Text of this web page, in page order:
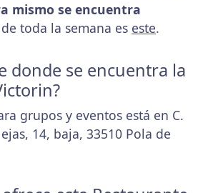
mismo se encuentra
toda la semana es este.
donde se encuentra la
grupos y eventos está en C.
14, baja, 33510 Pola de